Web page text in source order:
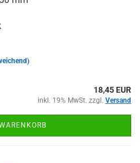
18,45 EUR
inkl. 19% MwSt. zzgl. Versand